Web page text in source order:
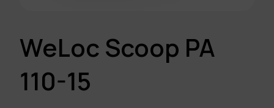
WeLoc Scoop PA
110-15